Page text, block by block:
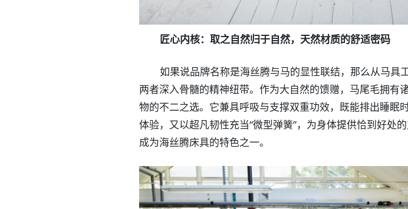
匠心内核：取之自然归于自然，天然材质的舒适密码
如果说品牌名称是海丝腾与马的显性联结，那么从马
两者深入骨髓的精神纽带。作为大自然的馈赠，马尾毛拥有
物的不二之选。它兼具呼吸与支撑双重功效，既能排出睡眠
体验，又以超凡韧性充当“微型弹簧”，为身体提供恰到好处
成为海丝腾床具的特色之一。